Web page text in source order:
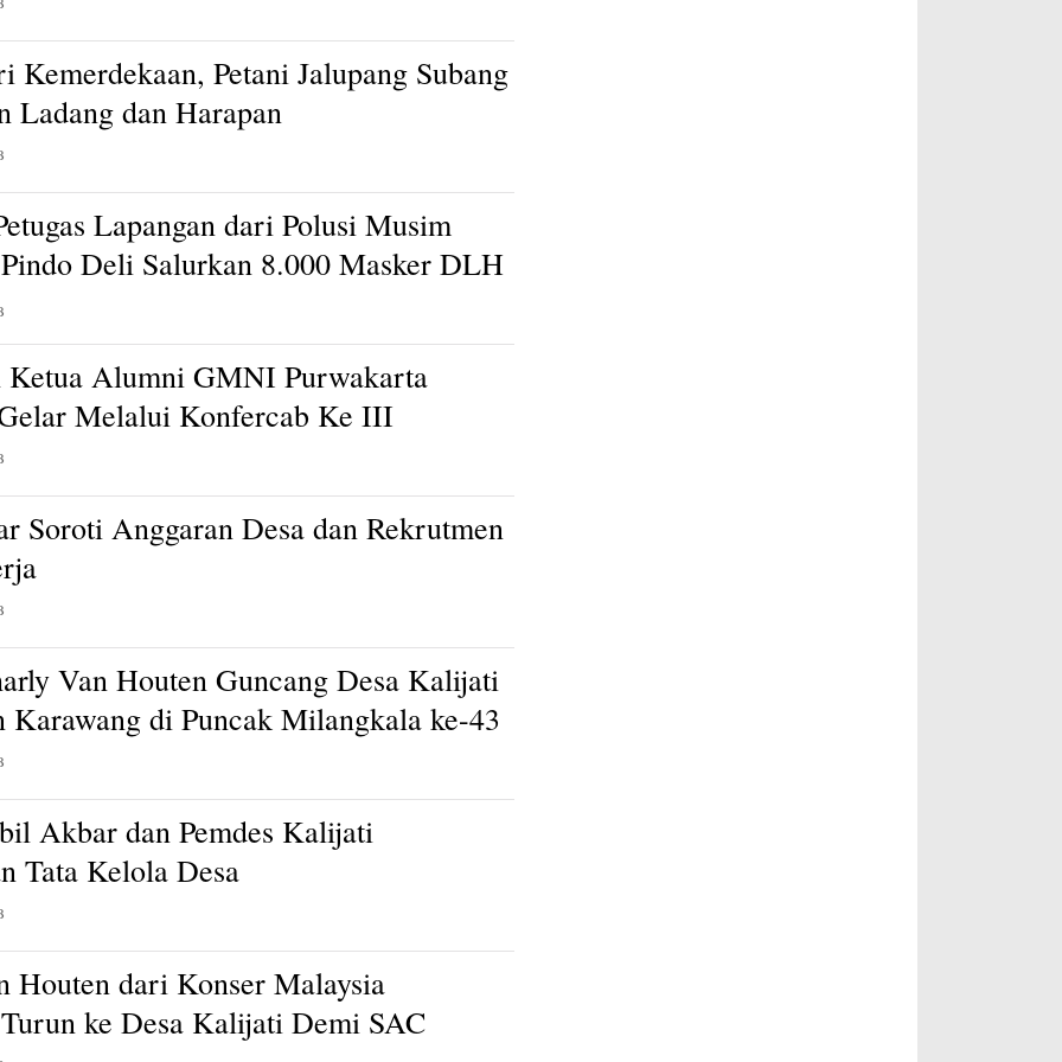
Kemerdekaan, Petani Jalupang Subang
Ladang dan Harapan
Lapangan dari Polusi Musim
Deli Salurkan 8.000 Masker DLH
Ketua Alumni GMNI Purwakarta
Melalui Konfercab Ke III
Soroti Anggaran Desa dan Rekrutmen
Van Houten Guncang Desa Kalijati
Karawang di Puncak Milangkala ke-43
Akbar dan Pemdes Kalijati
Tata Kelola Desa
Houten dari Konser Malaysia
ke Desa Kalijati Demi SAC